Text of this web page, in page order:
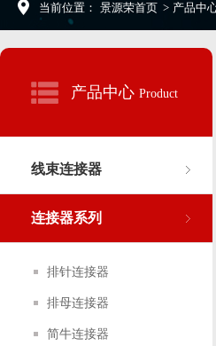
当前位置： 景源荣首页 > 产品中
产品中心 Product
线束连接器
连接器系列
排针连接器
排母连接器
简牛连接器